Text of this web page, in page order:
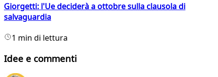
Giorgetti: l'Ue deciderà a ottobre sulla clausola di
salvaguardia
1 min di lettura
Idee e commenti